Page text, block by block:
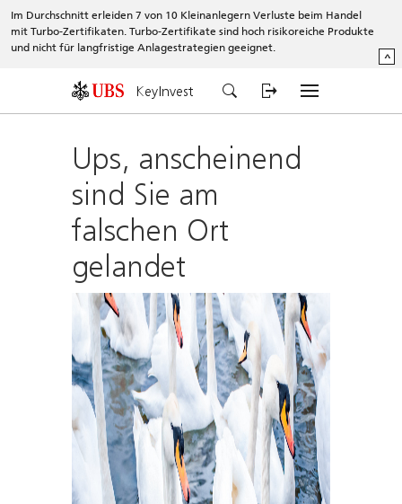
Im Durchschnitt erleiden 7 von 10 Kleinanlegern Verluste beim Handel
mit Turbo-Zertifikaten. Turbo-Zertifikate sind hoch risikoreiche Produkte
und nicht für langfristige Anlagestrategien geeignet.
^
KeyInvest
Ups, anscheinend
sind Sie am
falschen Ort
gelandet